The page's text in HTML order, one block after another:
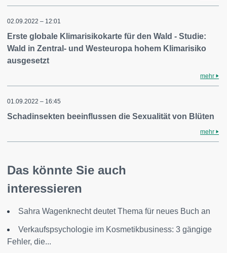
02.09.2022 – 12:01
Erste globale Klimarisikokarte für den Wald - Studie:
Wald in Zentral- und Westeuropa hohem Klimarisiko
ausgesetzt
mehr
01.09.2022 – 16:45
Schadinsekten beeinflussen die Sexualität von Blüten
mehr
Das könnte Sie auch
interessieren
Sahra Wagenknecht deutet Thema für neues Buch an
Verkaufspsychologie im Kosmetikbusiness: 3 gängige
Fehler, die...